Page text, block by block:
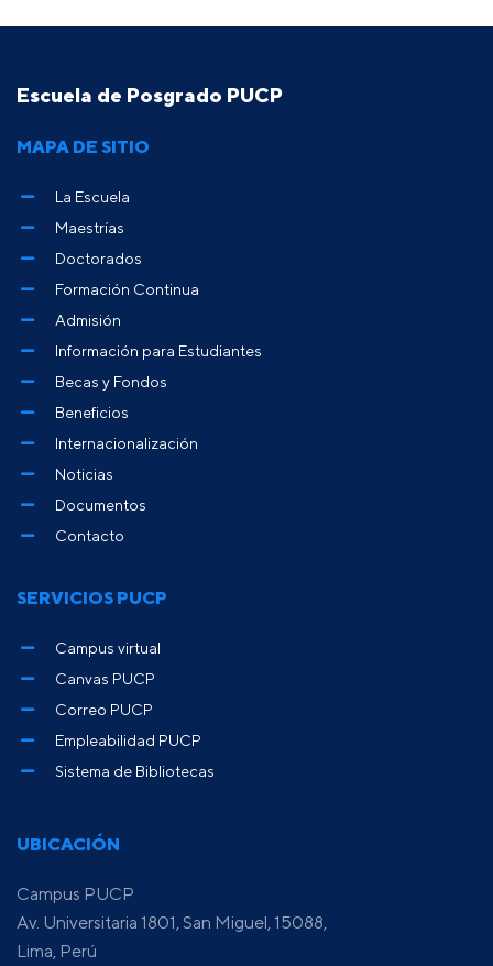
Escuela de Posgrado PUCP
UBICACIÓN
Campus PUCP
Av. Universitaria 1801, San Miguel, 15088,
Lima, Perú
MAPA DE SITIO
La Escuela
Maestrías
Doctorados
Formación Continua
Admisión
Información para Estudiantes
Becas y Fondos
Beneficios
Internacionalización
Noticias
Documentos
Contacto
SERVICIOS PUCP
Campus virtual
Canvas PUCP
Correo PUCP
Empleabilidad PUCP
Sistema de Bibliotecas